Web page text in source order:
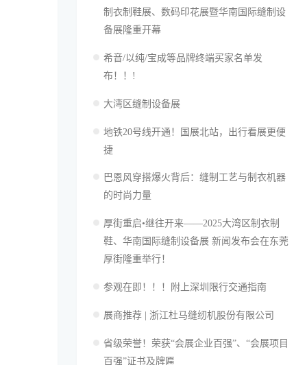
制衣制鞋展、数码印花展暨华南国际缝制设
备展隆重开幕
希音/以纯/宝成等品牌终端买家名单发
布！！!
大湾区缝制设备展
地铁20号线开通！国展北站，出行看展更便
捷
巴恩风穿搭爆火背后：缝制工艺与制衣机器
的时尚力量
厚街重启•继往开来——2025大湾区制衣制
鞋、华南国际缝制设备展 新闻发布会在东莞
厚街隆重举行！
参观在即！！！附上深圳限行交通指南
展商推荐 | 浙江杜马缝纫机股份有限公司
省级荣誉！荣获“会展企业百强”、“会展项目
百强”证书及牌匾